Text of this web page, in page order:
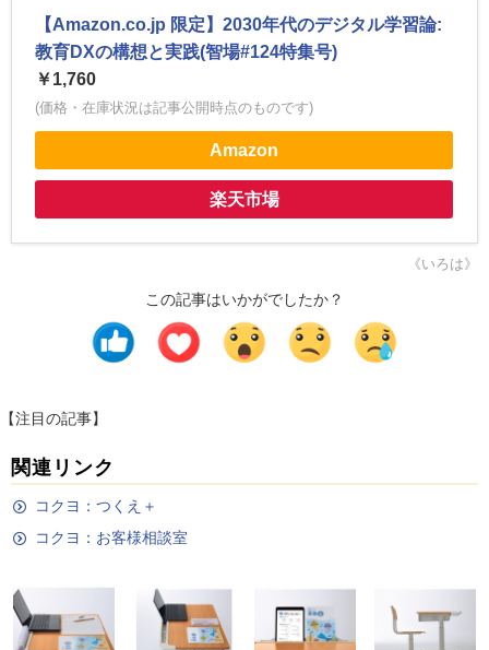
【Amazon.co.jp 限定】2030年代のデジタル学習論:
教育DXの構想と実践(智場#124特集号)
￥1,760
(価格・在庫状況は記事公開時点のものです)
Amazon
楽天市場
《いろは》
この記事はいかがでしたか？
【注目の記事】
関連リンク
コクヨ：つくえ＋
コクヨ：お客様相談室